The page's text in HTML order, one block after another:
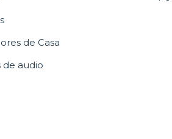
de Casa
de audio